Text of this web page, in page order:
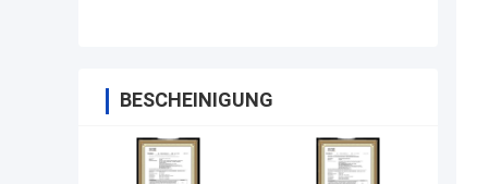
BESCHEINIGUNG